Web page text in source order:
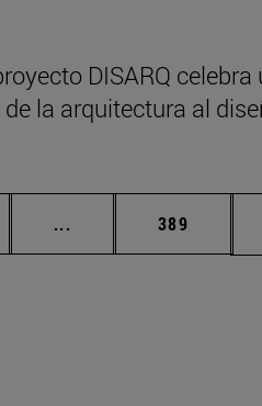
DISARQ celebra
la arquitectura al
... Páginas intermedias
Página
389